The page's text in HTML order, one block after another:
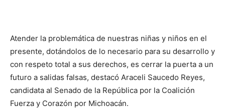
Atender la problemática de nuestras niñas y niños en el
presente, dotándolos de lo necesario para su desarrollo y
con respeto total a sus derechos, es cerrar la puerta a un
futuro a salidas falsas, destacó Araceli Saucedo Reyes,
candidata al Senado de la República por la Coalición
Fuerza y Corazón por Michoacán.